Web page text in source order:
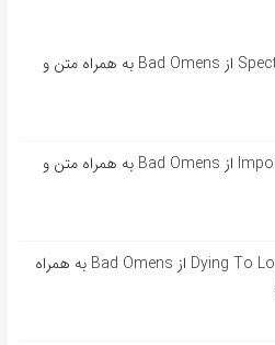
آهنگ انگلیسی Specter از Bad Omens به همراه متن و
آهنگ انگلیسی Impose از Bad Omens به همراه متن و
آهنگ انگلیسی Dying To Love از Bad Omens به همراه